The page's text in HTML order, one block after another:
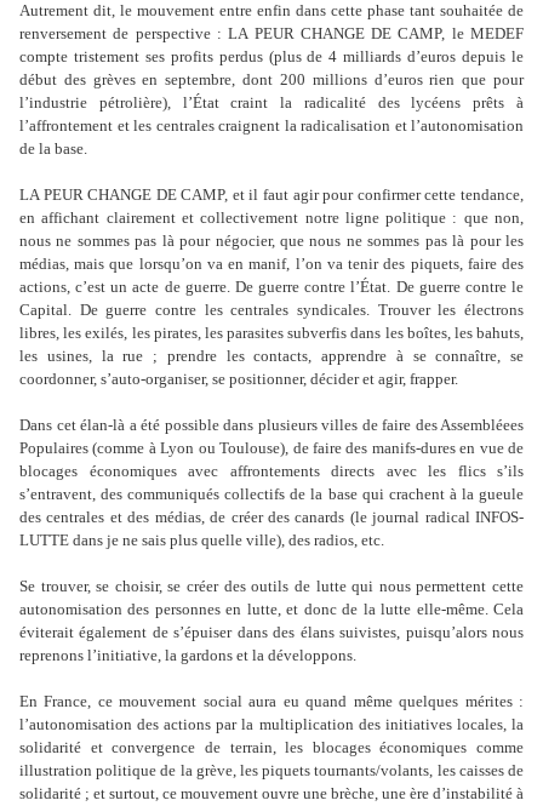
Autrement dit, le mouvement entre enfin dans cette phase tant souhaitée de
renversement de perspective : LA PEUR CHANGE DE CAMP, le MEDEF
compte tristement ses profits perdus (plus de 4 milliards d’euros depuis le
début des grèves en septembre, dont 200 millions d’euros rien que pour
l’industrie pétrolière), l’État craint la radicalité des lycéens prêts à
l’affrontement et les centrales craignent la radicalisation et l’autonomisation
de la base.
LA PEUR CHANGE DE CAMP, et il faut agir pour confirmer cette tendance,
en affichant clairement et collectivement notre ligne politique : que non,
nous ne sommes pas là pour négocier, que nous ne sommes pas là pour les
médias, mais que lorsqu’on va en manif, l’on va tenir des piquets, faire des
actions, c’est un acte de guerre. De guerre contre l’État. De guerre contre le
Capital. De guerre contre les centrales syndicales. Trouver les électrons
libres, les exilés, les pirates, les parasites subverfis dans les boîtes, les bahuts,
les usines, la rue ; prendre les contacts, apprendre à se connaître, se
coordonner, s’auto-organiser, se positionner, décider et agir, frapper.
Dans cet élan-là a été possible dans plusieurs villes de faire des Assembléees
Populaires (comme à Lyon ou Toulouse), de faire des manifs-dures en vue de
blocages économiques avec affrontements directs avec les flics s’ils
s’entravent, des communiqués collectifs de la base qui crachent à la gueule
des centrales et des médias, de créer des canards (le journal radical INFOS-
LUTTE dans je ne sais plus quelle ville), des radios, etc.
Se trouver, se choisir, se créer des outils de lutte qui nous permettent cette
autonomisation des personnes en lutte, et donc de la lutte elle-même. Cela
éviterait également de s’épuiser dans des élans suivistes, puisqu’alors nous
reprenons l’initiative, la gardons et la développons.
En France, ce mouvement social aura eu quand même quelques mérites :
l’autonomisation des actions par la multiplication des initiatives locales, la
solidarité et convergence de terrain, les blocages économiques comme
illustration politique de la grève, les piquets tournants/volants, les caisses de
solidarité ; et surtout, ce mouvement ouvre une brèche, une ère d’instabilité à